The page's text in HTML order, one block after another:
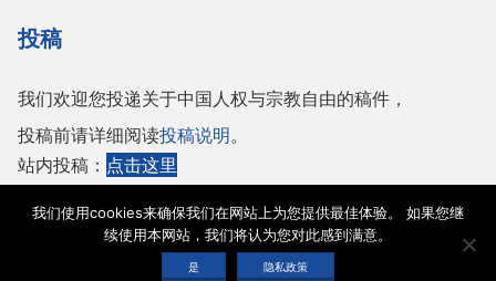
投稿
我们欢迎您投递关于中国人权与宗教自由的稿件，
投稿前请详细阅读投稿说明。
站内投稿： 点击这里
Copyright © 2026 保护人权与宗教自由协会 |网站使用条款
我们使用cookies来确保我们在网站上为您提供最佳体验。 如果您继
续使用本网站，我们将认为您对此感到满意。
是 隐私政策